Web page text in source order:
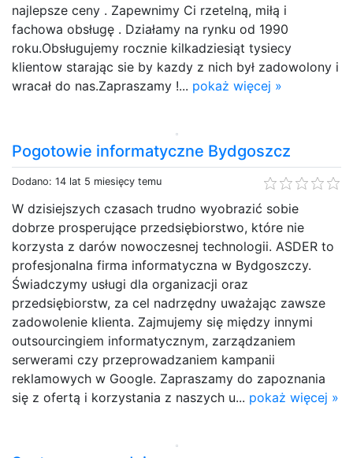
najlepsze ceny . Zapewnimy Ci rzetelną, miłą i
fachowa obsługę . Działamy na rynku od 1990
roku.Obsługujemy rocznie kilkadziesiąt tysiecy
klientow starając sie by kazdy z nich był zadowolony i
wracał do nas.Zapraszamy !... pokaż więcej »
Pogotowie informatyczne Bydgoszcz
Dodano: 14 lat 5 miesięcy temu
W dzisiejszych czasach trudno wyobrazić sobie
dobrze prosperujące przedsiębiorstwo, które nie
korzysta z darów nowoczesnej technologii. ASDER to
profesjonalna firma informatyczna w Bydgoszczy.
Świadczymy usługi dla organizacji oraz
przedsiębiorstw, za cel nadrzędny uważając zawsze
zadowolenie klienta. Zajmujemy się między innymi
outsourcingiem informatycznym, zarządzaniem
serwerami czy przeprowadzaniem kampanii
reklamowych w Google. Zapraszamy do zapoznania
się z ofertą i korzystania z naszych u... pokaż więcej »